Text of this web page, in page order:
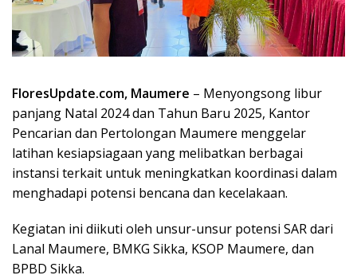
FloresUpdate.com, Maumere – Menyongsong libur
panjang Natal 2024 dan Tahun Baru 2025, Kantor
Pencarian dan Pertolongan Maumere menggelar
latihan kesiapsiagaan yang melibatkan berbagai
instansi terkait untuk meningkatkan koordinasi dalam
menghadapi potensi bencana dan kecelakaan.
Kegiatan ini diikuti oleh unsur-unsur potensi SAR dari
Lanal Maumere, BMKG Sikka, KSOP Maumere, dan
BPBD Sikka.